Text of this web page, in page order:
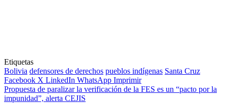
Etiquetas
Bolivia defensores de derechos pueblos indígenas Santa Cruz
Facebook X LinkedIn WhatsApp Imprimir
Propuesta de paralizar la verificación de la FES es un “pacto por la
impunidad”, alerta CEJIS